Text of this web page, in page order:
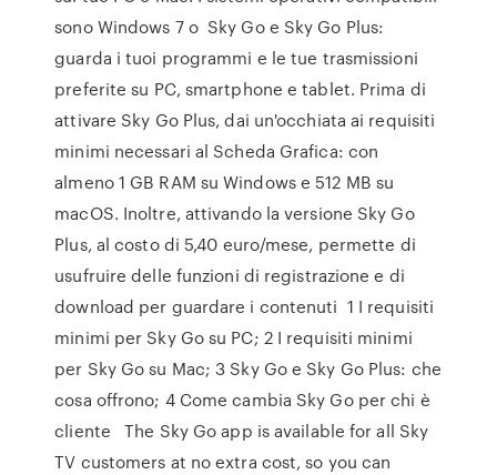
sono Windows 7 o Sky Go e Sky Go Plus:
guarda i tuoi programmi e le tue trasmissioni
preferite su PC, smartphone e tablet. Prima di
attivare Sky Go Plus, dai un'occhiata ai requisiti
minimi necessari al Scheda Grafica: con
almeno 1 GB RAM su Windows e 512 MB su
macOS. Inoltre, attivando la versione Sky Go
Plus, al costo di 5,40 euro/mese, permette di
usufruire delle funzioni di registrazione e di
download per guardare i contenuti 1 I requisiti
minimi per Sky Go su PC; 2 I requisiti minimi
per Sky Go su Mac; 3 Sky Go e Sky Go Plus: che
cosa offrono; 4 Come cambia Sky Go per chi è
cliente The Sky Go app is available for all Sky
TV customers at no extra cost, so you can